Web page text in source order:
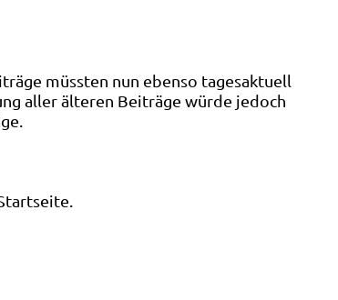
müssten nun ebenso tagesaktuell
aller älteren Beiträge würde jedoch